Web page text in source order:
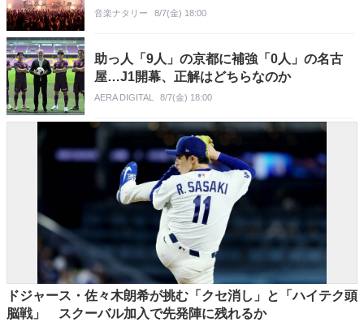
音楽ナタリー 8/7(金) 18:00
助っ人「9人」の京都に補強「0人」の名古
屋…J1開幕、正解はどちらなのか
AERA DIGITAL 8/7(金) 18:00
ドジャース・佐々木朗希が挑む「クセ消し」と「ハイテク頭
脳戦」 スクーバル加入で先発陣に残れるか